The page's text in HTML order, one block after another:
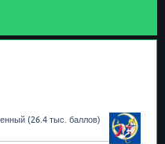
(26.4 тыс. баллов)